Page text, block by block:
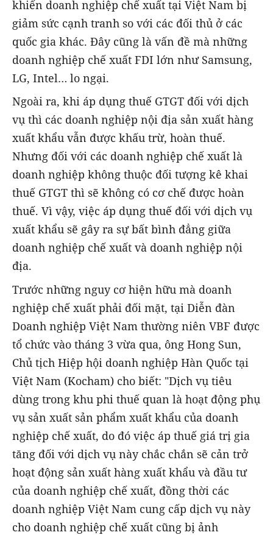
khiến doanh nghiệp chế xuất tại Việt Nam bị
giảm sức cạnh tranh so với các đối thủ ở các
quốc gia khác. Đây cũng là vấn đề mà những
doanh nghiệp chế xuất FDI lớn như Samsung,
LG, Intel… lo ngại.
Ngoài ra, khi áp dụng thuế GTGT đối với dịch
vụ thì các doanh nghiệp nội địa sản xuất hàng
xuất khẩu vẫn được khấu trừ, hoàn thuế.
Nhưng đối với các doanh nghiệp chế xuất là
doanh nghiệp không thuộc đối tượng kê khai
thuế GTGT thì sẽ không có cơ chế được hoàn
thuế. Vì vậy, việc áp dụng thuế đối với dịch vụ
xuất khẩu sẽ gây ra sự bất bình đẳng giữa
doanh nghiệp chế xuất và doanh nghiệp nội
địa.
Trước những nguy cơ hiện hữu mà doanh
nghiệp chế xuất phải đối mặt, tại Diễn đàn
Doanh nghiệp Việt Nam thường niên VBF được
tổ chức vào tháng 3 vừa qua, ông Hong Sun,
Chủ tịch Hiệp hội doanh nghiệp Hàn Quốc tại
Việt Nam (Kocham) cho biết: "Dịch vụ tiêu
dùng trong khu phi thuế quan là hoạt động phụ
vụ sản xuất sản phẩm xuất khẩu của doanh
nghiệp chế xuất, do đó việc áp thuế giá trị gia
tăng đối với dịch vụ này chắc chắn sẽ cản trở
hoạt động sản xuất hàng xuất khẩu và đầu tư
của doanh nghiệp chế xuất, đồng thời các
doanh nghiệp Việt Nam cung cấp dịch vụ này
cho doanh nghiệp chế xuất cũng bị ảnh